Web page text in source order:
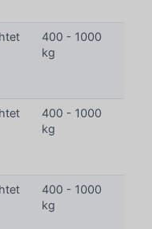
400 - 1000
kg
400 - 1000
kg
400 - 1000
kg